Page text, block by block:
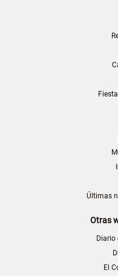
Últimas
Otras
Diario
El